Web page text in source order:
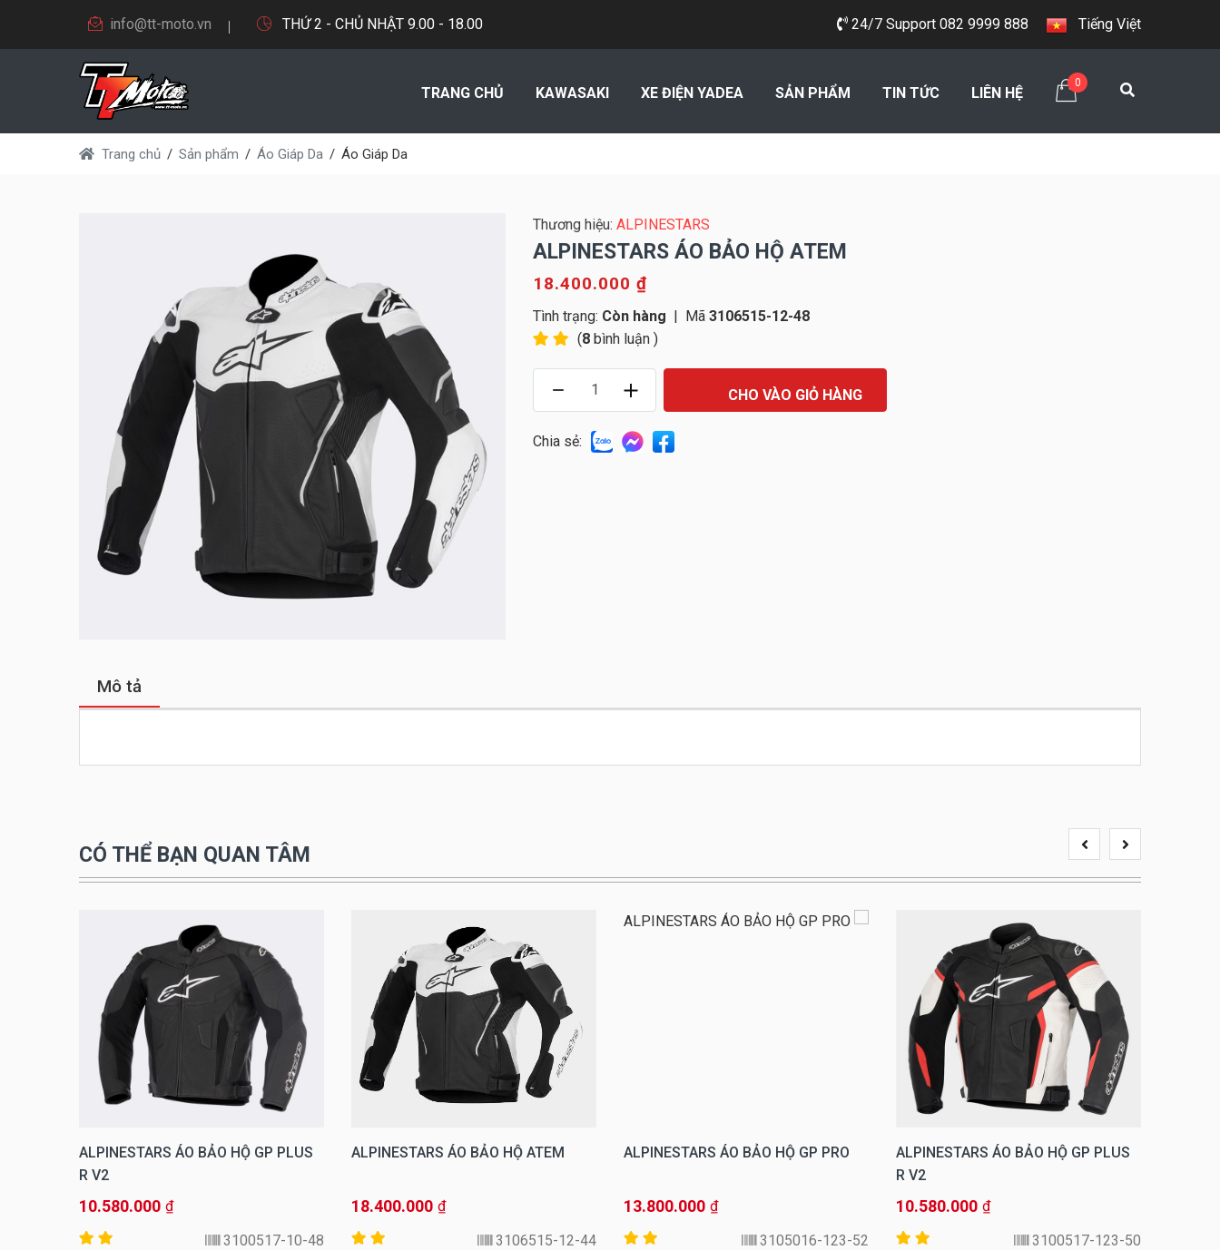
info@tt-moto.vn THỨ 2 - CHỦ NHẬT 9.00 - 18.00 24/7 Support 082 9999 888 Tiếng Việt
0
TRANG CHỦ KAWASAKI XE ĐIỆN YADEA SẢN PHẨM TIN TỨC LIÊN HỆ
Trang chủ Sản phẩm Áo Giáp Da Áo Giáp Da
Thương hiệu: ALPINESTARS
ALPINESTARS ÁO BẢO HỘ ATEM
18.400.000 ₫
Tình trạng: Còn hàng | Mã 3106515-12-48
(8 bình luận )
CHO VÀO GIỎ HÀNG
Chia sẻ:
Mô tả
CÓ THỂ BẠN QUAN TÂM
ALPINESTARS ÁO BẢO HỘ GP PLUS
R V2
10.580.000 ₫
3100517-123-50
ALPINESTARS ÁO BẢO HỘ GP PRO
13.800.000 ₫
3105016-123-52
ALPINESTARS ÁO BẢO HỘ ATEM
18.400.000 ₫
3106515-12-44
ALPINESTARS ÁO BẢO HỘ GP PLUS
R V2
10.580.000 ₫
3100517-10-48